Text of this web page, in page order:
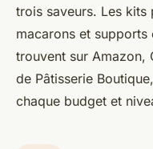
trois saveurs. Les
macarons et
trouvent sur Amazon,
de Pâtisserie
chaque budget et